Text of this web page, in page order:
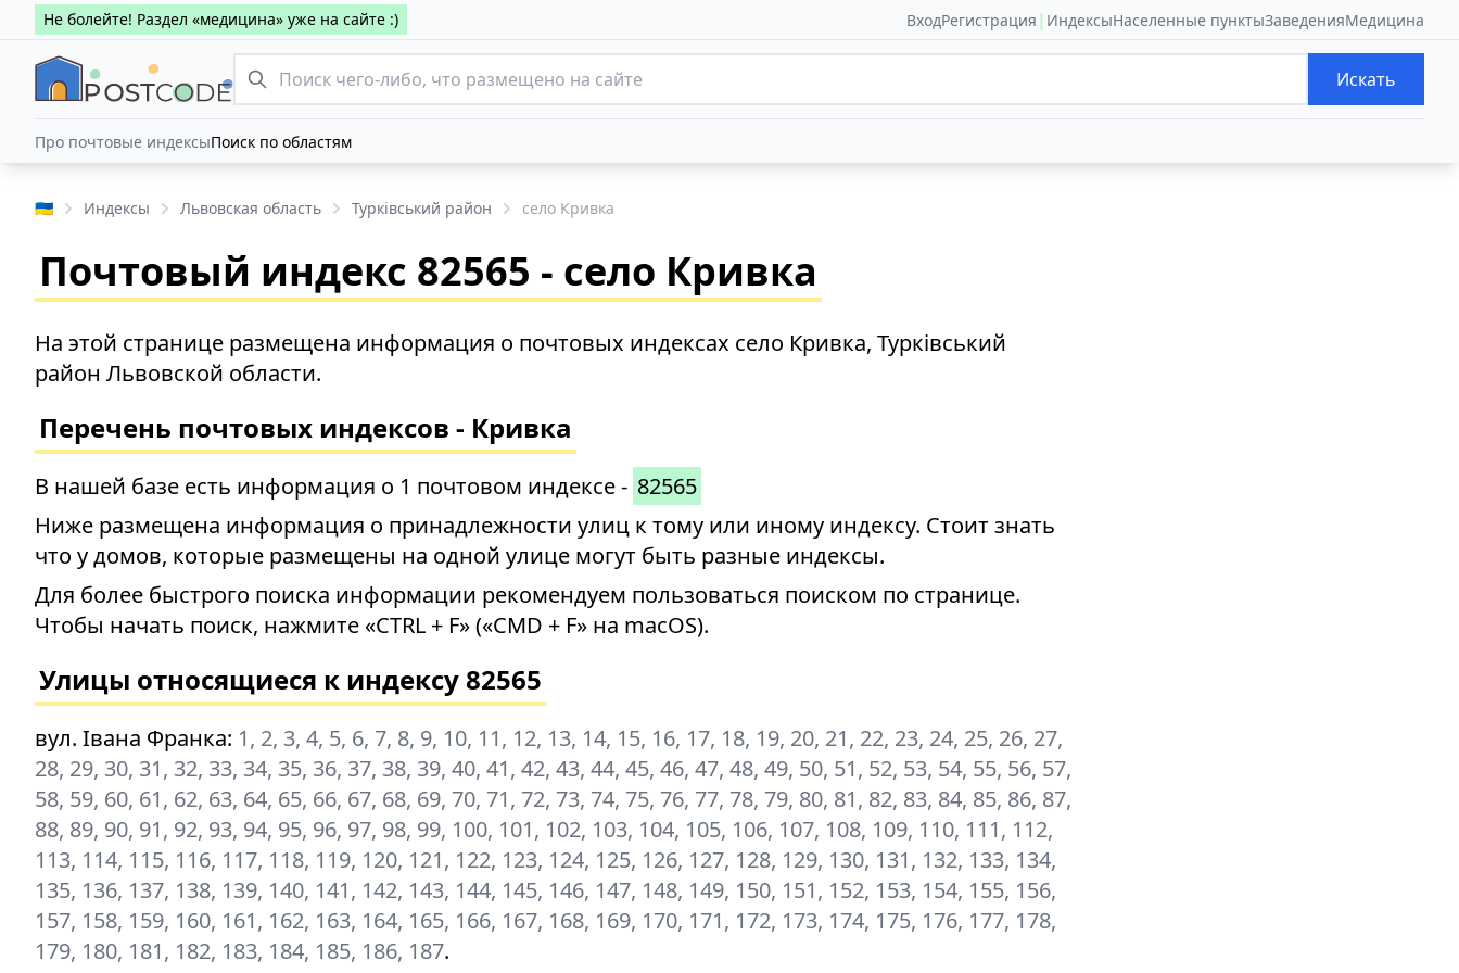
Не болейте! Раздел «медицина» уже на сайте :) ВходРегистрация | ИндексыНаселенные пунктыЗаведенияМедицина
Искать
Про почтовые индексыПоиск по областям
🇺🇦 Индексы Львовская область Турківський район село Кривка
Почтовый индекс 82565 - село Кривка
На этой странице размещена информация о почтовых индексах село Кривка, Турківський
район Львовской области.
Перечень почтовых индексов - Кривка
В нашей базе есть информация о 1 почтовом индексе - 82565
Ниже размещена информация о принадлежности улиц к тому или иному индексу. Стоит знать
что у домов, которые размещены на одной улице могут быть разные индексы.
Для более быстрого поиска информации рекомендуем пользоваться поиском по странице.
Чтобы начать поиск, нажмите «CTRL + F» («CMD + F» на macOS).
Улицы относящиеся к индексу 82565
вул. Івана Франка: 1, 2, 3, 4, 5, 6, 7, 8, 9, 10, 11, 12, 13, 14, 15, 16, 17, 18, 19, 20, 21, 22, 23, 24, 25, 26, 27,
28, 29, 30, 31, 32, 33, 34, 35, 36, 37, 38, 39, 40, 41, 42, 43, 44, 45, 46, 47, 48, 49, 50, 51, 52, 53, 54, 55, 56, 57,
58, 59, 60, 61, 62, 63, 64, 65, 66, 67, 68, 69, 70, 71, 72, 73, 74, 75, 76, 77, 78, 79, 80, 81, 82, 83, 84, 85, 86, 87,
88, 89, 90, 91, 92, 93, 94, 95, 96, 97, 98, 99, 100, 101, 102, 103, 104, 105, 106, 107, 108, 109, 110, 111, 112,
113, 114, 115, 116, 117, 118, 119, 120, 121, 122, 123, 124, 125, 126, 127, 128, 129, 130, 131, 132, 133, 134,
135, 136, 137, 138, 139, 140, 141, 142, 143, 144, 145, 146, 147, 148, 149, 150, 151, 152, 153, 154, 155, 156,
157, 158, 159, 160, 161, 162, 163, 164, 165, 166, 167, 168, 169, 170, 171, 172, 173, 174, 175, 176, 177, 178,
179, 180, 181, 182, 183, 184, 185, 186, 187.